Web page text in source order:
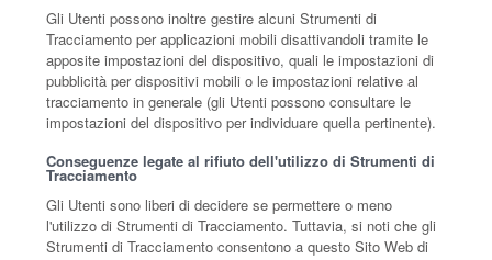
Gli Utenti possono inoltre gestire alcuni Strumenti di
Tracciamento per applicazioni mobili disattivandoli tramite le
apposite impostazioni del dispositivo, quali le impostazioni di
pubblicità per dispositivi mobili o le impostazioni relative al
tracciamento in generale (gli Utenti possono consultare le
impostazioni del dispositivo per individuare quella pertinente).
Conseguenze legate al rifiuto dell'utilizzo di Strumenti di
Tracciamento
Gli Utenti sono liberi di decidere se permettere o meno
l'utilizzo di Strumenti di Tracciamento. Tuttavia, si noti che gli
Strumenti di Tracciamento consentono a questo Sito Web di